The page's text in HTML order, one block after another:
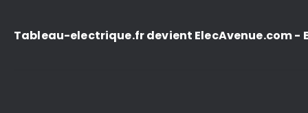
Tableau-electrique.fr devient ElecAvenue.com -